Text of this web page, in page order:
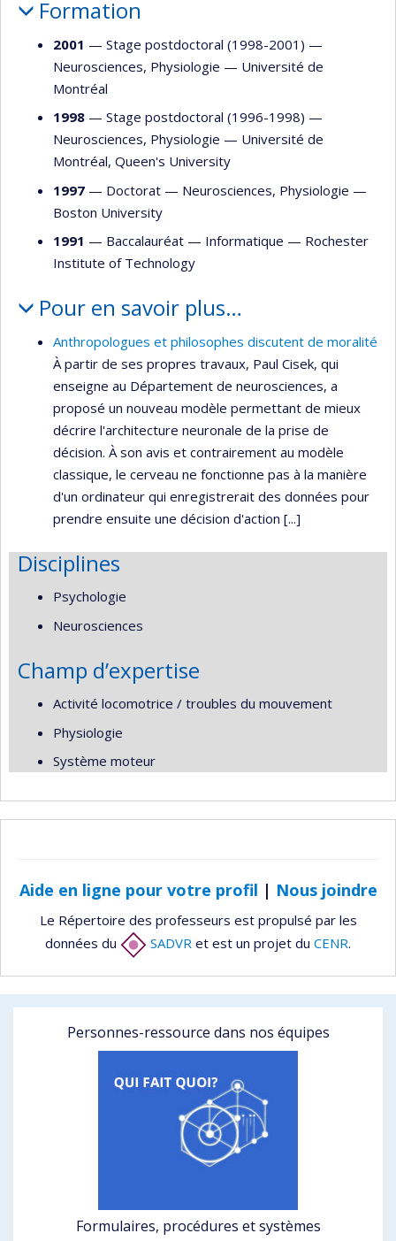
Formation
2001 — Stage postdoctoral (1998-2001) —
Neurosciences, Physiologie — Université de
Montréal
1998 — Stage postdoctoral (1996-1998) —
Neurosciences, Physiologie — Université de
Montréal, Queen's University
1997 — Doctorat — Neurosciences, Physiologie —
Boston University
1991 — Baccalauréat — Informatique — Rochester
Institute of Technology
Pour en savoir plus…
Anthropologues et philosophes discutent de moralité
À partir de ses propres travaux, Paul Cisek, qui
enseigne au Département de neurosciences, a
proposé un nouveau modèle permettant de mieux
décrire l'architecture neuronale de la prise de
décision. À son avis et contrairement au modèle
classique, le cerveau ne fonctionne pas à la manière
d'un ordinateur qui enregistrerait des données pour
prendre ensuite une décision d'action [...]
Disciplines
Psychologie
Neurosciences
Champ d’expertise
Activité locomotrice / troubles du mouvement
Physiologie
Système moteur
Aide en ligne pour votre profil | Nous joindre
Le Répertoire des professeurs est propulsé par les
données du
SADVR et est un projet du CENR.
Personnes-ressource dans nos équipes
Formulaires, procédures et systèmes